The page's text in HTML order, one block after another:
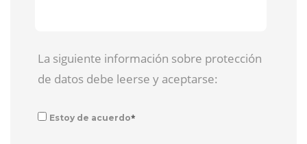
La siguiente información sobre protección
de datos debe leerse y aceptarse:
Estoy de acuerdo*